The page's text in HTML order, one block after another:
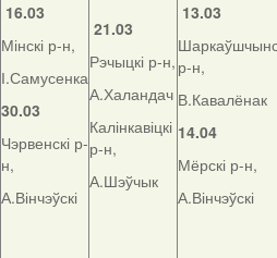
16.03
Мінскі р-н,
І.Самусенка
30.03
Чэрвенскі р-
н,
А.Вінчэўскі
21.03
Рэчыцкі р-н,
А.Халандач
Калінкавіцкі
р-н,
А.Шэўчык
13.03
р-н,
В.Кавалёнак
14.04
Мёрскі р-н,
А.Вінчэўскі